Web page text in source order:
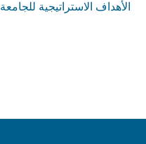
الأهداف الاستراتيجية للجامعة